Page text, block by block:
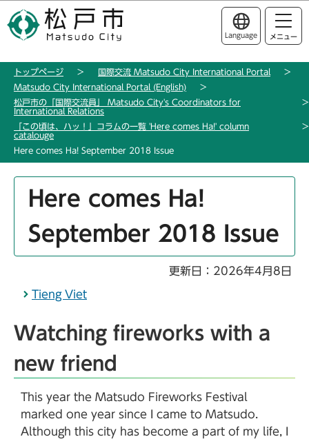
の
ー
す
このページの本文へ移動
Language メニュー
トップページ
国際交流 Matsudo City International Portal
Matsudo City International Portal (English)
松戸市の「国際交流員」 Matsudo City's Coordinators for
International Relations
「この頃は、ハッ！」コラムの一覧 'Here comes Ha!' column
catalouge
Here comes Ha! September 2018 Issue
か
Here comes Ha!
September 2018 Issue
更新日：2026年4月8日
Tieng Viet
Watching fireworks with a
new friend
This year the Matsudo Fireworks Festival
marked one year since I came to Matsudo.
Although this city has become a part of my life, I